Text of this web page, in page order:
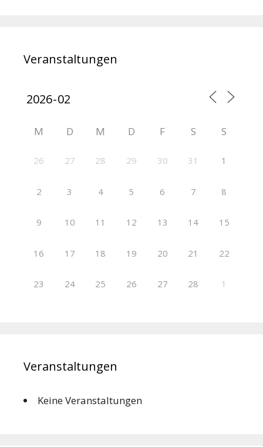
Veranstaltungen
M D M D F S S
26 27 28 29 30 31 1
2 3 4 5 6 7 8
9 10 11 12 13 14 15
16 17 18 19 20 21 22
23 24 25 26 27 28 1
Veranstaltungen
Keine Veranstaltungen